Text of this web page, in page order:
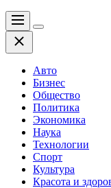
Меню
Цвет
Закрыть
Авто
Бизнес
Общество
Политика
Экономика
Наука
Технологии
Спорт
Культура
Красота и